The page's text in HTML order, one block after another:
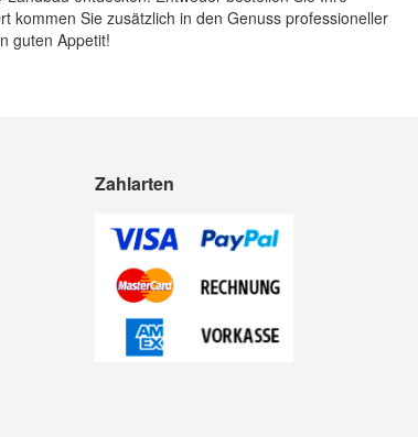
kommen Sie zusätzlich in den Genuss professioneller
guten Appetit!
Zahlarten